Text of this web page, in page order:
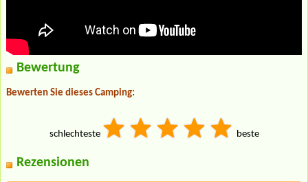
Bewertung
Bewerten Sie dieses Camping:
schlechteste beste
Rezensionen